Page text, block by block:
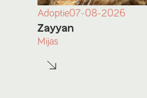
Adoptie07-08-2026
Zayyan
Mijas